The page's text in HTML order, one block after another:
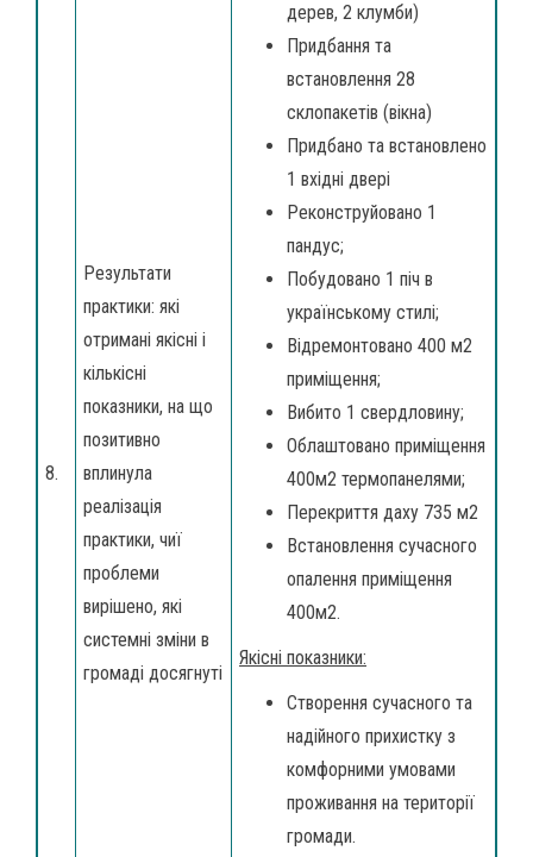
8.
Результати
практики: які
отримані якісні і
кількісні
показники, на що
позитивно
вплинула
реалізація
практики, чиї
проблеми
вирішено, які
системні зміни в
громаді досягнуті
дерев, 2 клумби)
Придбання та
встановлення 28
склопакетів (вікна)
Придбано та встановлено
1 вхідні двері
Реконструйовано 1
пандус;
Побудовано 1 піч в
українському стилі;
Відремонтовано 400 м2
приміщення;
Вибито 1 свердловину;
Облаштовано приміщення
400м2 термопанелями;
Перекриття даху 735 м2
Встановлення сучасного
опалення приміщення
400м2.
Якісні показники:
Створення сучасного та
надійного прихистку з
комфорними умовами
проживання на території
громади.